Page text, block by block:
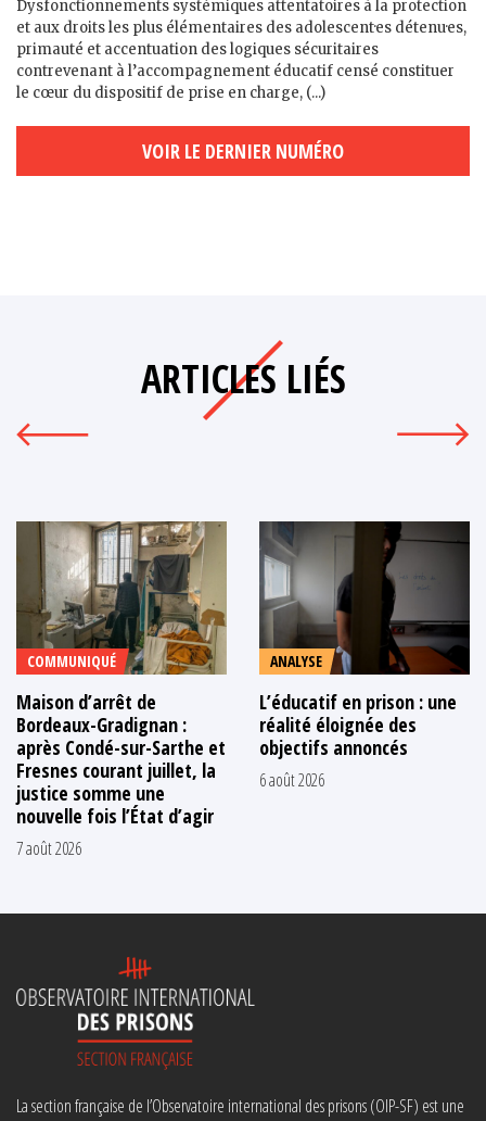
Dysfonctionnements systémiques attentatoires à la protection
et aux droits les plus élémentaires des adolescent·es détenu·es,
primauté et accentuation des logiques sécuritaires
contrevenant à l’accompagnement éducatif censé constituer
le cœur du dispositif de prise en charge, (...)
VOIR LE DERNIER NUMÉRO
ARTICLES LIÉS
COMMUNIQUÉ
Maison d’arrêt de
Bordeaux-Gradignan :
après Condé-sur-Sarthe et
Fresnes courant juillet, la
justice somme une
nouvelle fois l’État d’agir
7 août 2026
ANALYSE
L’éducatif en prison : une
réalité éloignée des
objectifs annoncés
6 août 2026
La section française de l’Observatoire international des prisons (OIP-SF) est une